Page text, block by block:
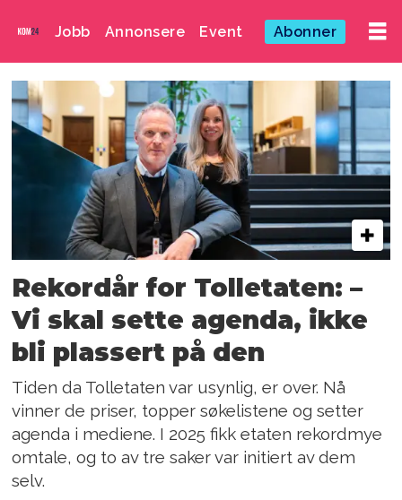
Jobb Annonsere Event Abonner
Emne:
pressearbeid
Rekordår for Tolletaten: –
Vi skal sette agenda, ikke
bli plassert på den
Tiden da Tolletaten var usynlig, er over. Nå
vinner de priser, topper søkelistene og setter
agenda i mediene. I 2025 fikk etaten rekordmye
omtale, og to av tre saker var initiert av dem
selv.